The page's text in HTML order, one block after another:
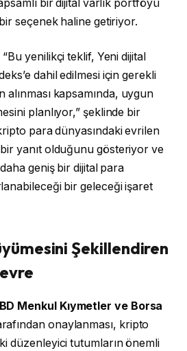
bir dijital varlık portföyü
seçenek haline getiriyor.
yenilikçi teklif, Yeni dijital
dahil edilmesi için gerekli
alınması kapsamında, uygun
planlıyor,” şeklinde bir
para dünyasındaki evrilen
yanıt olduğunu gösteriyor ve
daha geniş bir dijital para
bir geleceği işaret
Şekillendiren
Menkul Kıymetler ve Borsa
onaylanması, kripto
düzenleyici tutumların önemli